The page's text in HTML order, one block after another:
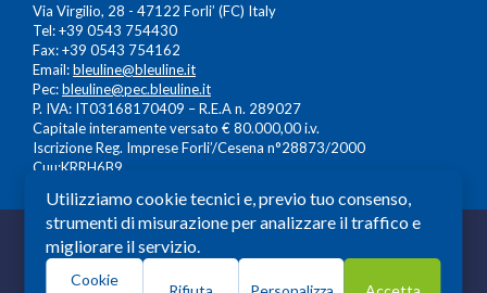
Via Virgilio, 28 - 47122 Forli’ (FC) Italy
Tel: +39 0543 754430
Fax: +39 0543 754162
Email:bleuline@bleuline.it
Pec:bleuline@pec.bleuline.it
P. IVA: IT03168170409 – R.E.A n. 289027
Capitale interamente versato € 80.000,00 i.v.
Iscrizione Reg. Imprese Forli’/Cesena n°28873/2000
Cuu:KRRH6B9
© 2026 Copyright: Bleuline s.r.l. - All Rights Reserved
Società a Socio Unico soggetta alla Direzione e
Coordinamento diLeonardo Lifescience Group S.p.A.
Utilizziamo cookie tecnici e, previo tuo consenso,
strumenti di misurazione per analizzare il traffico e
migliorare il servizio.
Cookie